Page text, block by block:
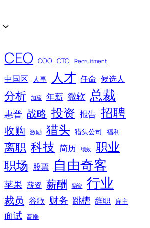
CEO COO CTO Recruitment
中国区 人事 人才 任命 候选人
分析 加薪 年薪 微软 总裁
惠普 战略 投资 报告 招聘
收购 激励 猎头 猎头公司 福利
离职 科技 简历 绩效 职业
职场 股票 自由奇客
苹果 薪资 薪酬 融资 行业
裁员 谷歌 财务 跳槽 辞职 雇主
面试 高端